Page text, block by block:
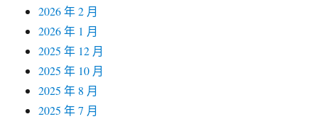
2026 年 2 月
2026 年 1 月
2025 年 12 月
2025 年 10 月
2025 年 8 月
2025 年 7 月